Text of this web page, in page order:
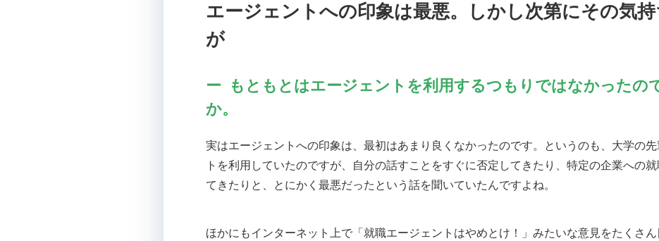
エージェントへの印象は最悪。しかし次第にその気
が
もともとはエージェントを利用するつもりではなかったの
か。
実はエージェントへの印象は、最初はあまり良くなかったのです。というのも、大学の
トを利用していたのですが、自分の話すことをすぐに否定してきたり、特定の企業への
てきたりと、とにかく最悪だったという話を聞いていたんですよね。
ほかにもインターネット上で「就職エージェントはやめとけ！」みたいな意見をたくさ